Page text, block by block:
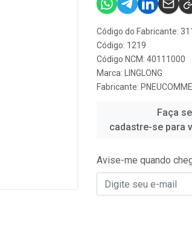
Código do Fabricante:
Código: 1219
Código NCM: 40111000
Marca:
LINGLONG
Fabricante:
Faça
cadastre-se para
Avise-me quando